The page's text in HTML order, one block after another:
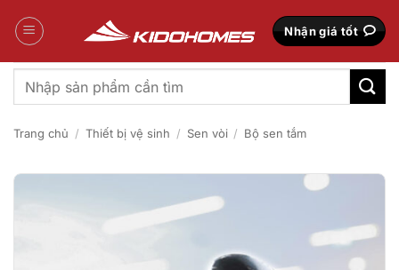
qua
Nhận giá tốt
Tìm
kiếm:
Trang chủ / Thiết bị vệ sinh / Sen vòi / Bộ sen tắm